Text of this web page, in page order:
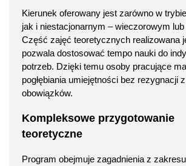
Kierunek oferowany jest zarówno w
jak i niestacjonarnym – wieczorowym
Część zajęć teoretycznych realizowana
pozwala dostosować tempo nauki do
potrzeb. Dzięki temu osoby pracujące
pogłębiania umiejętności bez rezygnacji
obowiązków.
Kompleksowe przygotowanie
teoretyczne
Program obejmuje zagadnienia z